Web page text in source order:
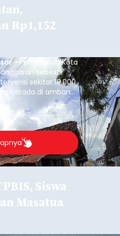
Rp1,152
- Pemerintah Kota
sebesar
sekitar 18.000
berada di ambang
ini diambil
berada pada
agar tidak
Thu, 08/06/2026 - 21:31
Siswa
Masatua